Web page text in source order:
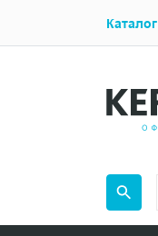
Каталог